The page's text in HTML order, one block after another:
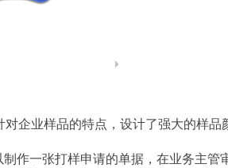
对企业样品的特点，设计了强大的样
作一张打样申请的单据，在业务主